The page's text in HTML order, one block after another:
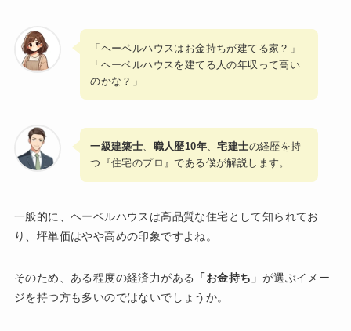
「ヘーベルハウスはお金持ちが建てる家？」
「ヘーベルハウスを建てる人の年収って高い
のかな？」
一級建築士、 職人歴10年、宅建士の経歴を持
つ『住宅のプロ』である僕が解説します。
一般的に、ヘーベルハウスは高品質な住宅として知られてお
り、坪単価はやや高めの印象ですよね。
そのため、ある程度の経済力がある 「お金持ち」 が選ぶイメー
ジを持つ方も多いのではないでしょうか。